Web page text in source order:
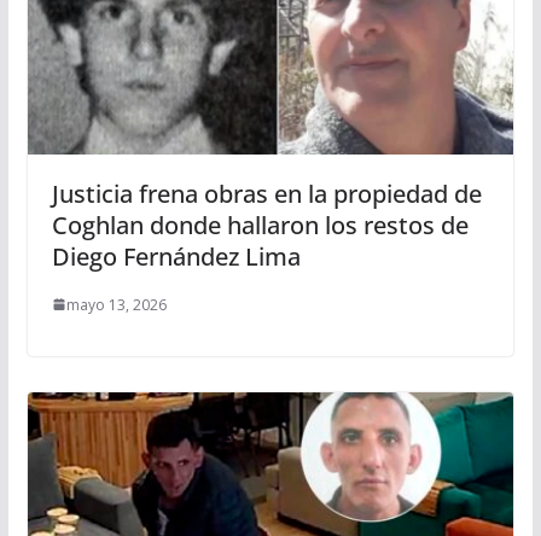
Justicia frena obras en la propiedad de
Coghlan donde hallaron los restos de
Diego Fernández Lima
mayo 13, 2026